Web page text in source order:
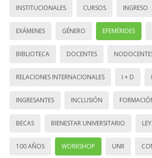
INSTITUCIONALES CURSOS INGRESO
EXÁMENES GÉNERO EFEMÉRIDES
BIBLIOTECA DOCENTES
RELACIONES INTERNACIONALES I + D
INGRESANTES INCLUSIÓN
BECAS BIENESTAR UNIVERSITARIO
100 AÑOS WORKSHOP UNR